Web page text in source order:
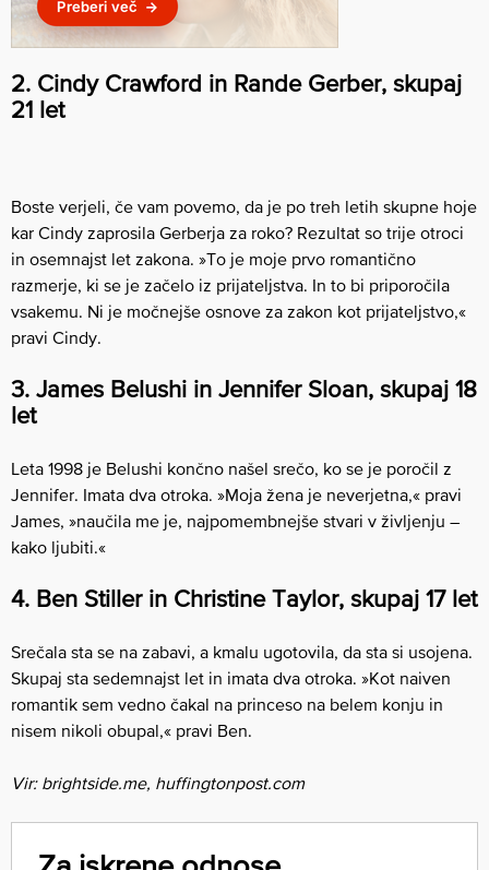
2. Cindy Crawford in Rande Gerber, skupaj
21 let
Boste verjeli, če vam povemo, da je po treh letih skupne hoje
kar Cindy zaprosila Gerberja za roko? Rezultat so trije otroci
in osemnajst let zakona. »To je moje prvo romantično
razmerje, ki se je začelo iz prijateljstva. In to bi priporočila
vsakemu. Ni je močnejše osnove za zakon kot prijateljstvo,«
pravi Cindy.
3. James Belushi in Jennifer Sloan, skupaj 18
let
Leta 1998 je Belushi končno našel srečo, ko se je poročil z
Jennifer. Imata dva otroka. »Moja žena je neverjetna,« pravi
James, »naučila me je, najpomembnejše stvari v življenju –
kako ljubiti.«
4. Ben Stiller in Christine Taylor, skupaj 17 let
Srečala sta se na zabavi, a kmalu ugotovila, da sta si usojena.
Skupaj sta sedemnajst let in imata dva otroka. »Kot naiven
romantik sem vedno čakal na princeso na belem konju in
nisem nikoli obupal,« pravi Ben.
Vir: brightside.me, huffingtonpost.com